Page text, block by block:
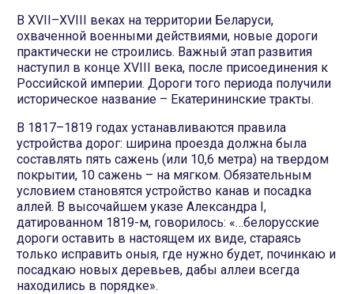
В XVII–XVIII веках на территории Беларуси,
охваченной военными действиями, новые дороги
практически не строились. Важный этап развития
наступил в конце XVIII века, после присоединения к
Российской империи. Дороги того периода получили
историческое название – Екатерининские тракты.
В 1817–1819 годах устанавливаются правила
устройства дорог: ширина проезда должна была
составлять пять сажень (или 10,6 метра) на твердом
покрытии, 10 сажень – на мягком. Обязательным
условием становятся устройство канав и посадка
аллей. В высочайшем указе Александра I,
датированном 1819-м, говорилось: «…белорусские
дороги оставить в настоящем их виде, стараясь
только исправить оныя, где нужно будет, починкаю и
посадкаю новых деревьев, дабы аллеи всегда
находились в порядке».